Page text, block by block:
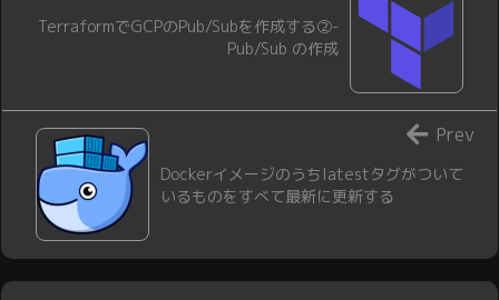
TerraformでGCPのPub/Subを作成する②-
Pub/Sub の作成
Dockerイメージのうちlatestタグがついて
いるものをすべて最新に更新する
Prev